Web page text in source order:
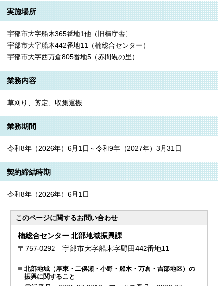
実施場所
宇部市大字船木365番地1他（旧楠庁舎）
宇部市大字船木442番地11（楠総合センター）
宇部市大字西万倉805番地5（赤間硯の里）
業務内容
草刈り、剪定、収集運搬
業務期間
令和8年（2026年）6月1日～令和9年（2027年）3月31日
契約締結時期
令和8年（2026年）6月1日
このページに関するお問い合わせ
楠総合センター 北部地域振興課
〒757-0292 宇部市大字船木字野田442番地11
北部地域（厚東・二俣瀬・小野・船木・万倉・吉部地区）の
振興に関すること